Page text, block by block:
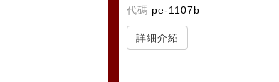
代碼 pe-1107b
詳細介紹